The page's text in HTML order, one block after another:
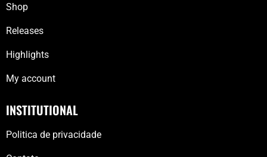
Shop
Releases
Highlights
My account
INSTITUTIONAL
Politica de privacidade